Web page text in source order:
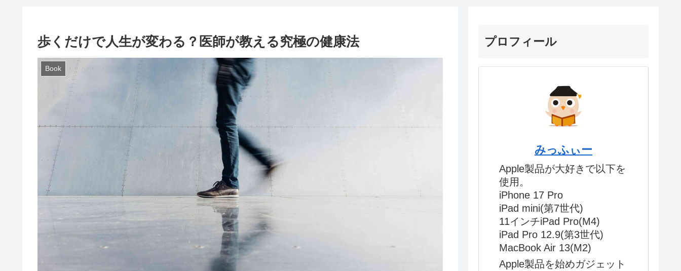
歩くだけで人生が変わる？医師が教える究極の健康法
Book
プロフィール
みっふぃー
Apple製品が大好きで以下を
使用。
iPhone 17 Pro
iPad mini(第7世代)
11インチiPad Pro(M4)
iPad Pro 12.9(第3世代)
MacBook Air 13(M2)
Apple製品を始めガジェット